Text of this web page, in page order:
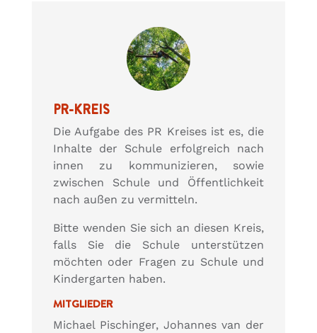
PR-KREIS
Die Aufgabe des PR Kreises ist es, die
Inhalte der Schule erfolgreich nach
innen zu kommunizieren, sowie
zwischen Schule und Öffentlichkeit
nach außen zu vermitteln.
Bitte wenden Sie sich an diesen Kreis,
falls Sie die Schule unterstützen
möchten oder Fragen zu Schule und
Kindergarten haben.
MITGLIEDER
Michael Pischinger, Johannes van der